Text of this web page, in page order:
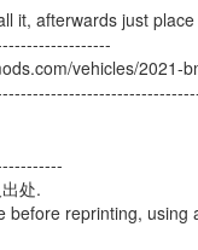
it, afterwards just
vehicles/2021-
处.
before reprinting, using